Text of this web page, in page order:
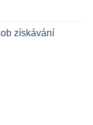
získávání